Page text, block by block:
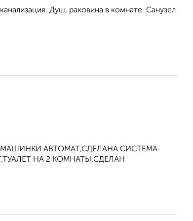
Душ, раковина в комнате. Санузел
АВТОМАТ,СДЕЛАНА СИСТЕМА-
НА 2 КОМНАТЫ,СДЕЛАН